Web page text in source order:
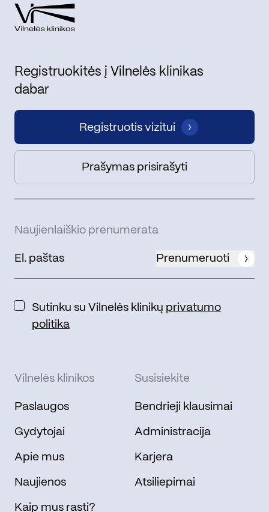
Registruokitės į Vilnelės klinikas
dabar
Registruotis vizitui
Prašymas prisirašyti
Naujienlaiškio prenumerata
Prenumeruoti
Sutinku su Vilnelės klinikų privatumo
politika
Vilnelės klinikos
Paslaugos
Gydytojai
Apie mus
Naujienos
Kaip mus rasti?
Susisiekite
Bendrieji klausimai
Administracija
Karjera
Atsiliepimai